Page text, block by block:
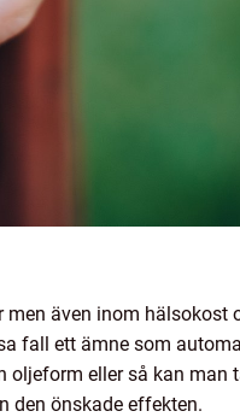
även inom hälsokost
fall ett ämne som
eller så kan man
den önskade effekten.